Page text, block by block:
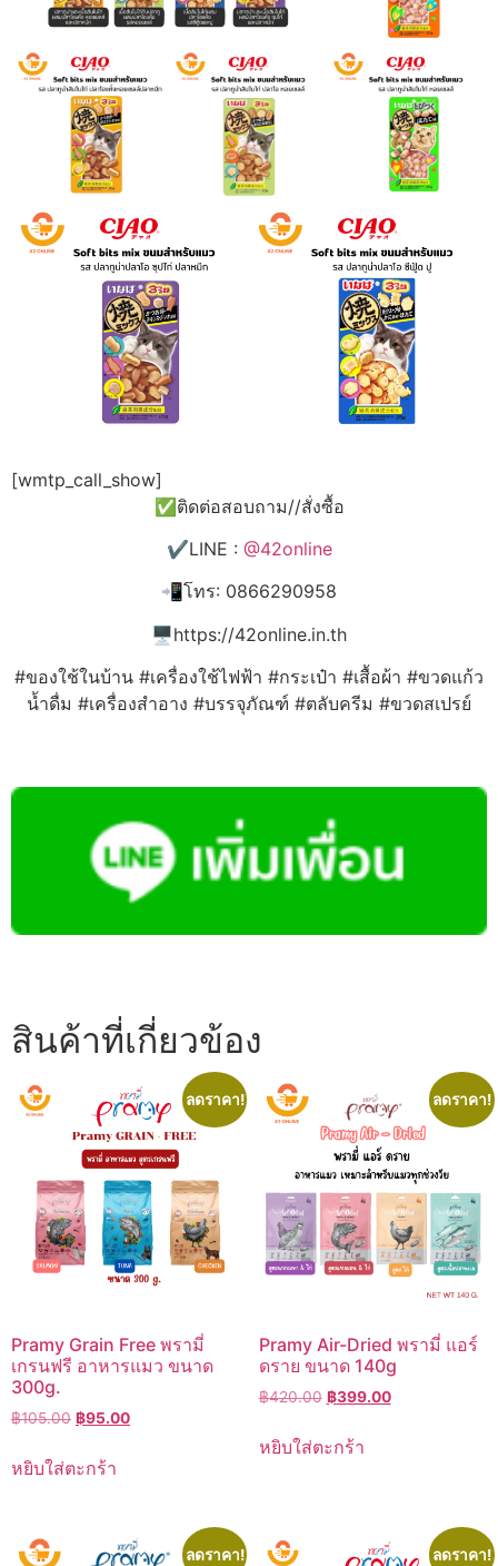
[wmtp_call_show]
✅ติดต่อสอบถาม//สั่งซื้อ
✔️LINE : @42online
📲โทร: 0866290958
🖥️https://42online.in.th
#ของใช้ในบ้าน #เครื่องใช้ไฟฟ้า #กระเป๋า #เสื้อผ้า #ขวดแก้ว
น้ำดื่ม #เครื่องสำอาง #บรรจุภัณฑ์ #ตลับครีม #ขวดสเปรย์
สินค้าที่เกี่ยวข้อง
ลดราคา!
Pramy Grain Free พรามี่
เกรนฟรี อาหารแมว ขนาด
300g.
฿105.00 Original
was:
฿95.00Current
หยิบใส่ตะกร้า
ลดราคา!
Pramy Air-Dried พรามี่ แอร์
ดราย ขนาด 140g
฿420.00 Original
was:
฿399.00Current
หยิบใส่ตะกร้า
ลดราคา! ลดราคา!